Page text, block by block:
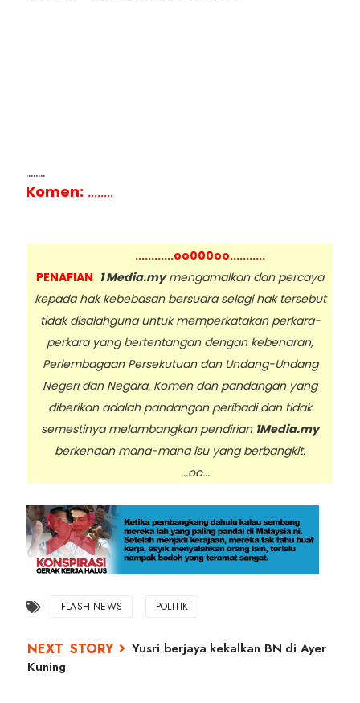
........
Komen: ........
............oo000oo...........
PENAFIAN 1 Media.mymengamalkan dan percaya
kepada hak kebebasan bersuara selagi hak tersebut
tidak disalahguna untuk memperkatakan perkara-
perkara yang bertentangan dengan kebenaran,
Perlembagaan Persekutuan dan Undang-Undang
Negeri dan Negara. Komen dan pandangan yang
diberikan adalah pandangan peribadi dan tidak
semestinya melambangkan pendirian 1Media.my
berkenaan mana-mana isu yang berbangkit.
...oo...
FLASH NEWS POLITIK
Yusri berjaya kekalkan BN di Ayer
Kuning